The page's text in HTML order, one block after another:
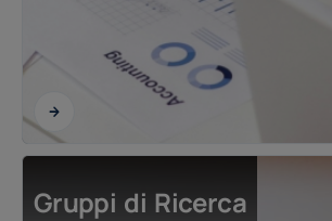
Gruppi di Ricerca